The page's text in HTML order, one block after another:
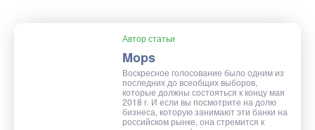
Автор статьи
Mops
Воскресное голосование было одним из
последних до всеобщих выборов,
которые должны состояться к концу мая
2018 г. И если вы посмотрите на долю
бизнеса, которую занимают эти банки на
российском рынке, она стремится к